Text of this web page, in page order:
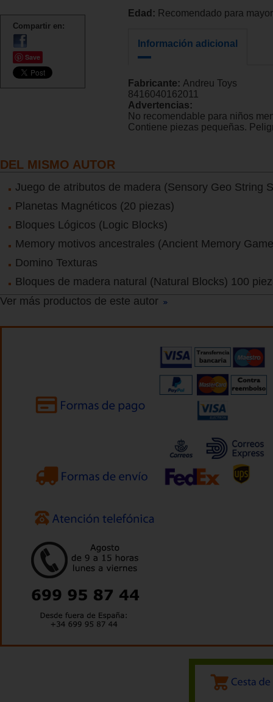
Compartir en:
Save
Edad: Recomendado para
Información adicional
Fabricante: Andreu Toys
8416040162011
Advertencias:
No recomendable para niños
Contiene piezas pequeñas.
DEL MISMO AUTOR
Juego de atributos de madera (Sensory Geo String
Planetas Magnéticos (20 piezas)
Bloques Lógicos (Logic Blocks)
Memory motivos ancestrales (Ancient Memory
Domino Texturas
Bloques de madera natural (Natural Blocks) 100
Ver más productos de este autor